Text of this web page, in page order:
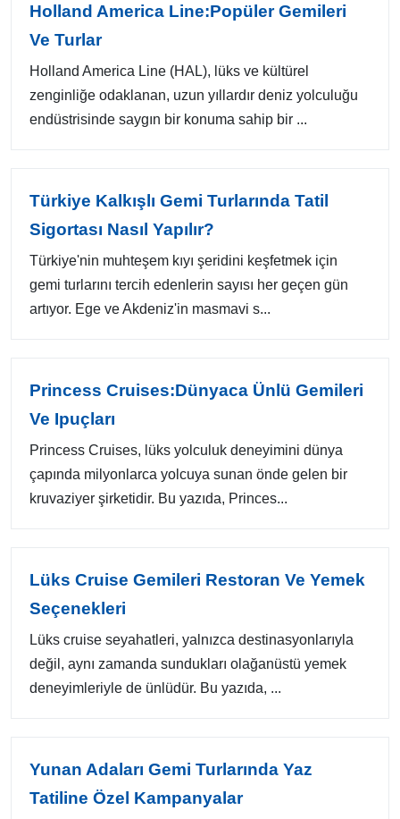
Holland America Line:Popüler Gemileri
Ve Turlar
Holland America Line (HAL), lüks ve kültürel
zenginliğe odaklanan, uzun yıllardır deniz yolculuğu
endüstrisinde saygın bir konuma sahip bir ...
Türkiye Kalkışlı Gemi Turlarında Tatil
Sigortası Nasıl Yapılır?
Türkiye'nin muhteşem kıyı şeridini keşfetmek için
gemi turlarını tercih edenlerin sayısı her geçen gün
artıyor. Ege ve Akdeniz'in masmavi s...
Princess Cruises:Dünyaca Ünlü Gemileri
Ve Ipuçları
Princess Cruises, lüks yolculuk deneyimini dünya
çapında milyonlarca yolcuya sunan önde gelen bir
kruvaziyer şirketidir. Bu yazıda, Princes...
Lüks Cruise Gemileri Restoran Ve Yemek
Seçenekleri
Lüks cruise seyahatleri, yalnızca destinasyonlarıyla
değil, aynı zamanda sundukları olağanüstü yemek
deneyimleriyle de ünlüdür. Bu yazıda, ...
Yunan Adaları Gemi Turlarında Yaz
Tatiline Özel Kampanyalar